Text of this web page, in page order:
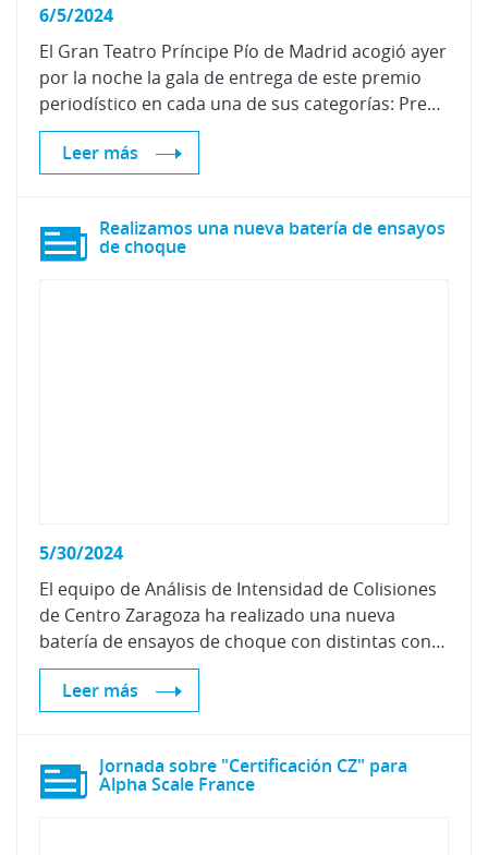
6/5/2024
El Gran Teatro Príncipe Pío de Madrid acogió ayer
por la noche la gala de entrega de este premio
periodístico en cada una de sus categorías: Prensa escrita y Medios Online, Radio, Televisión y Premio Solidario.
Leer más
Realizamos una nueva batería de ensayos
de choque
5/30/2024
El equipo de Análisis de Intensidad de Colisiones
de Centro Zaragoza ha realizado una nueva
batería de ensayos de choque con distintas configuraciones para ampliar su ya extensa base de datos.
Leer más
Jornada sobre "Certificación CZ" para
Alpha Scale France